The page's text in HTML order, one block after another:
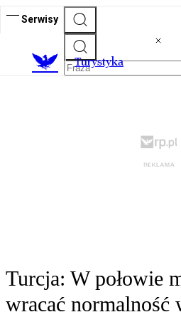
Serwisy
Turystyka
Turcja: W połowie
wracać normalność